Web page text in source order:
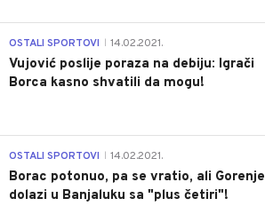
OSTALI SPORTOVI 14.02.2021.
Vujović poslije poraza na debiju: Igrači
Borca kasno shvatili da mogu!
OSTALI SPORTOVI 14.02.2021.
Borac potonuo, pa se vratio, ali Gorenje
dolazi u Banjaluku sa "plus četiri"!